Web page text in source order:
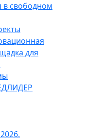
в свободном
для